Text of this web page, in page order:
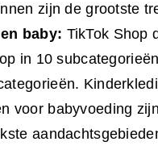
zijn de grootste
baby: TikTok Shop
in 10
voor babyvoeding